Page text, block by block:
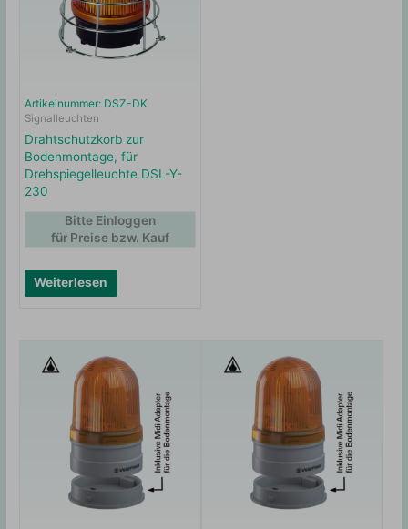
Artikelnummer: DSZ-DK
Signalleuchten
Drahtschutzkorb zur
Bodenmontage, für
Drehspiegelleuchte DSL-Y-
230
Weiterlesen
Bitte Einloggen
für Preise bzw. Kauf